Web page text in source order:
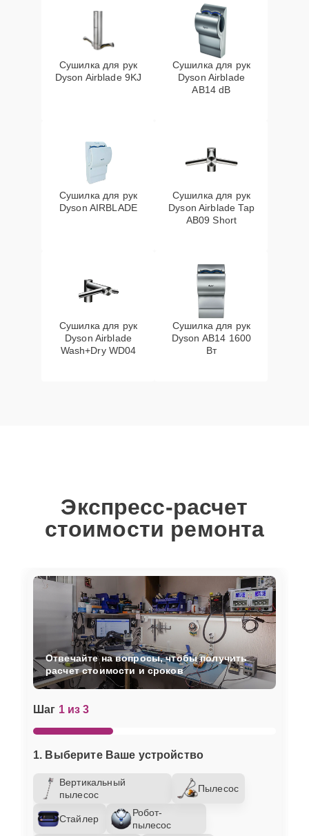
Сушилка для рук
Dyson Airblade 9KJ
Сушилка для рук
Dyson Airblade
AB14 dB
Сушилка для рук
Dyson AIRBLADE
Сушилка для рук
Dyson Airblade Tap
AB09 Short
Сушилка для рук
Dyson Airblade
Wash+Dry WD04
Сушилка для рук
Dyson AB14 1600
Вт
Экспресс-расчет
стоимости ремонта
Шаг 1 из 3
1. Выберите Ваше устройство
Вертикальный
пылесос
Пылесос
Стайлер
Робот-
пылесос
Отвечайте на вопросы, чтобы получить
расчет стоимости и сроков